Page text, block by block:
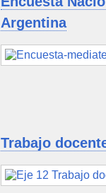
Argentina
Trabajo